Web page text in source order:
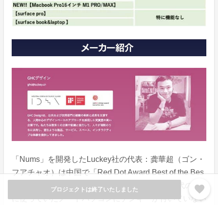
プロジェクトは終了いたしました favorite
「Nums」を開発したLuckey社の代表：龚華超（ゴン・
フアチャオ）は中国で「Red Dot Award Best of the Bes
t」を獲得した最年少の受賞者です。彼は大学時代の時
に使っていたノートパソコンにテンキーが付いていない